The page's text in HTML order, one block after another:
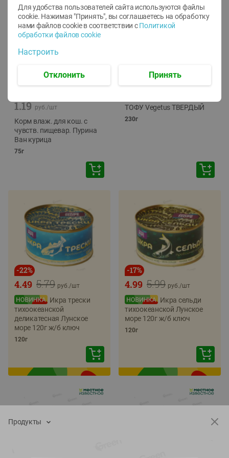
1.19 руб./шт
Корм влаж. для кош. с
чувств. пищевар. Пурина
Ван курица
75г
ТОФУ Vegetus ТВЕРДЫЙ
230г
-22%
5.79
4.49 руб./шт
Икра трески
тихоокеанской
деликатесная Лунское
море 120г ж/б ключ
120г
-17%
5.99
4.99 руб./шт
Икра сельди
тихоокеанской Лунское
море 120г ж/б ключ
120г
Продукты
Для удобства пользователей сайта используются файлы
cookie. Нажимая "Принять", вы соглашаетесь на обработку
нами файлов cookie в соответствии с Политикой
обработки файлов cookie
Настроить
Отклонить Принять